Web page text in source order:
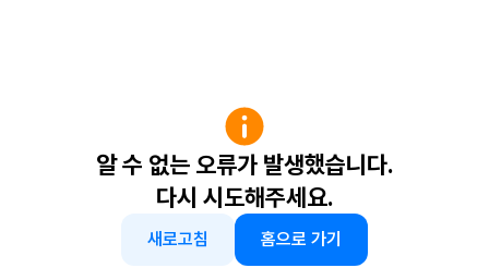
알 수 없는 오류가 발생했습니다.
다시 시도해주세요.
새로고침 홈으로 가기